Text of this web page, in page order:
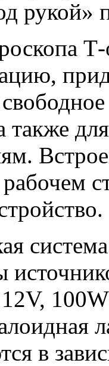
рукой»
Т-
также
в